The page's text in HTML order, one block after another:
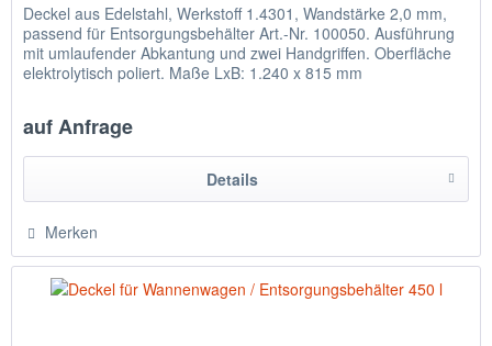
Deckel aus Edelstahl, Werkstoff 1.4301, Wandstärke 2,0 mm,
passend für Entsorgungsbehälter Art.-Nr. 100050. Ausführung
mit umlaufender Abkantung und zwei Handgriffen. Oberfläche
elektrolytisch poliert. Maße LxB: 1.240 x 815 mm
auf Anfrage
Details
Merken